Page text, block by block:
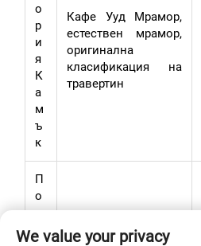
о
р
и
я
К
а
м
ъ
к
Кафе Ууд Мрамор,
естествен мрамор,
оригинална
класификация на
травертин
П
о
в
ъ
We value your privacy